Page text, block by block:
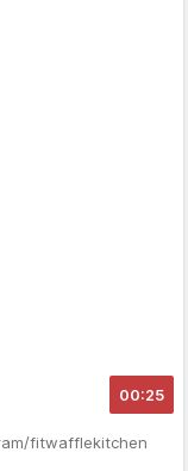
00:25
fitwafflekitchen